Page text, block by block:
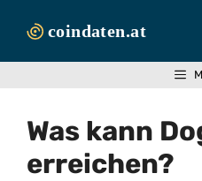
Inhalt
Was kann
erreichen?